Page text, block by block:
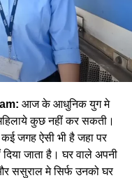
आज के आधुनिक युग मे
कुछ नहीं कर सकती।
जगह ऐसी भी है जहा पर
जाता है। घर वाले अपनी
ससुराल मे सिर्फ उनको घर